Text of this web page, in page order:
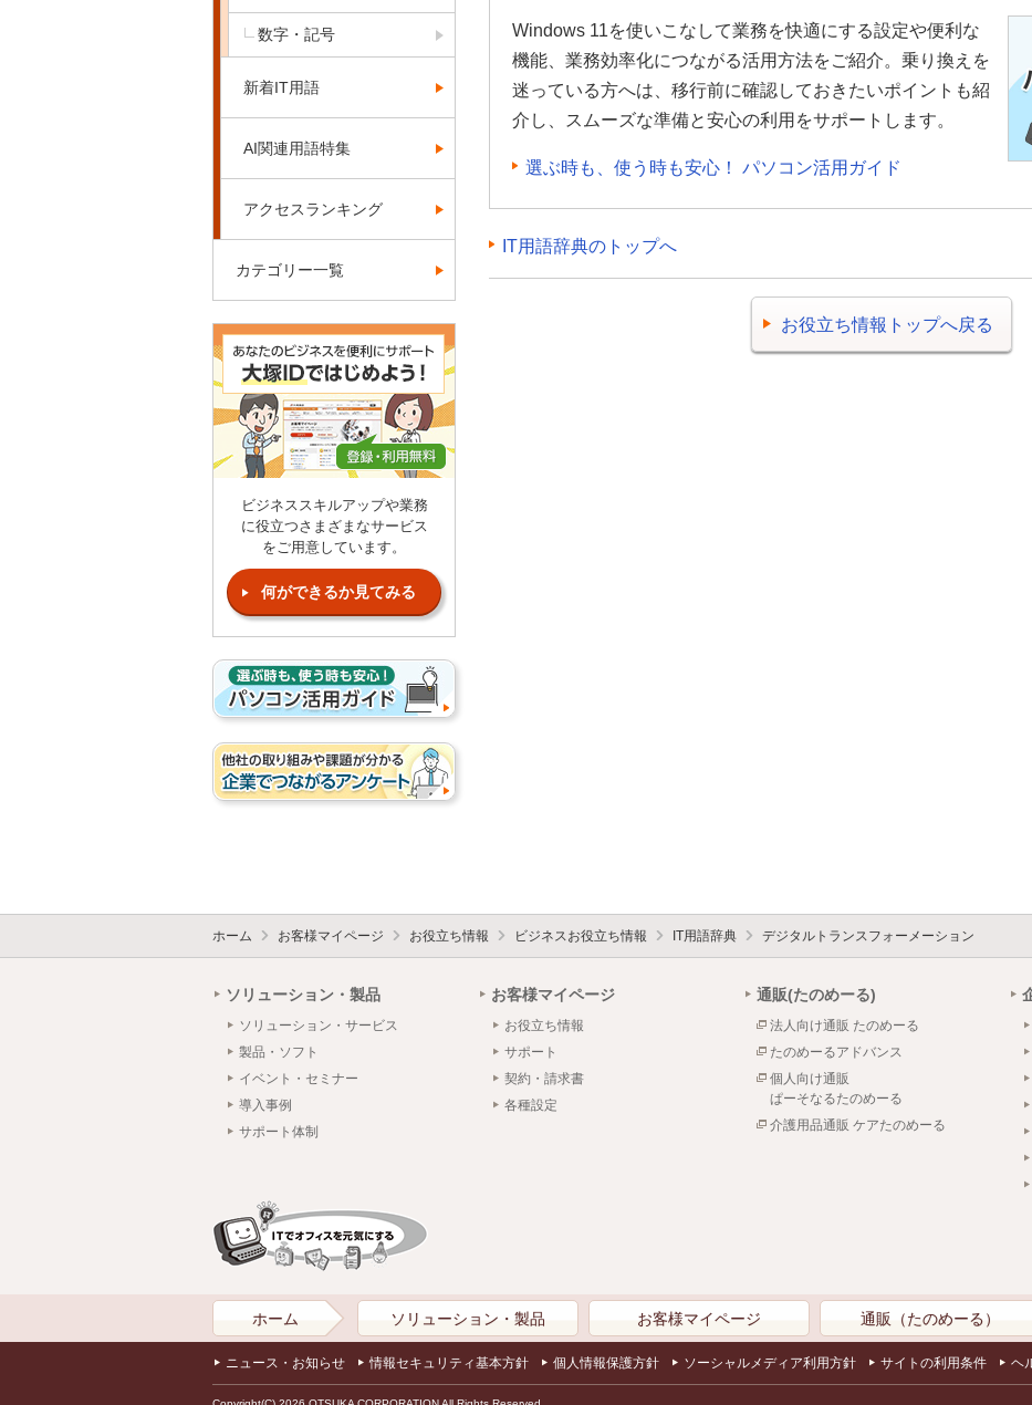
Windows 11を使いこなして業務を快適にする設定や便利な
機能、業務効率化につながる活用方法をご紹介。乗り換えを
迷っている方へは、移行前に確認しておきたいポイントも紹
介し、スムーズな準備と安心の利用をサポートします。
選ぶ時も、使う時も安心！ パソコン活用ガイド
IT用語辞典のトップへ
お役立ち情報トップへ戻る
数字・記号
新着IT用語
AI関連用語特集
アクセスランキング
カテゴリー一覧
ビジネススキルアップや業務
に役立つさまざまなサービス
をご用意しています。
何ができるか見てみる
ホーム お客様マイページ お役立ち情報 ビジネスお役立ち情報 IT用語辞典 デジタルトランスフォーメーション
ソリューション・製品
ソリューション・サービス
製品・ソフト
イベント・セミナー
導入事例
サポート体制
お客様マイページ
お役立ち情報
サポート
契約・請求書
各種設定
通販(たのめーる)
法人向け通販 たのめーる
たのめーるアドバンス
個人向け通販
ぱーそなるたのめーる
介護用品通販 ケアたのめーる
ホーム ソリューション・製品 お客様マイページ 通販（たのめーる）
ニュース・お知らせ 情報セキュリティ基本方針 個人情報保護方針 ソーシャルメディア利用方針 サイトの利用条件 ヘ